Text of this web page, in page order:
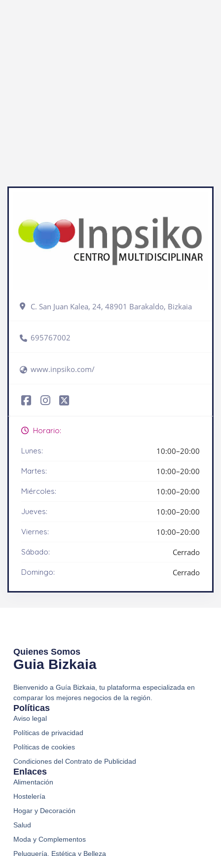
C. San Juan Kalea, 24, 48901 Barakaldo, Bizkaia
695767002
www.inpsiko.com/
Horario:
Lunes: 10:00–20:00
Martes: 10:00–20:00
Miércoles: 10:00–20:00
Jueves: 10:00–20:00
Viernes: 10:00–20:00
Sábado: Cerrado
Domingo: Cerrado
Quienes Somos
Guia Bizkaia
Bienvenido a Guía Bizkaia, tu plataforma especializada en
comparar los mejores negocios de la región.
Enlaces
Alimentación
Hostelería
Hogar y Decoración
Salud
Moda y Complementos
Peluquería, Estética y Belleza
Políticas
Aviso legal
Políticas de privacidad
Políticas de cookies
Condiciones del Contrato de Publicidad